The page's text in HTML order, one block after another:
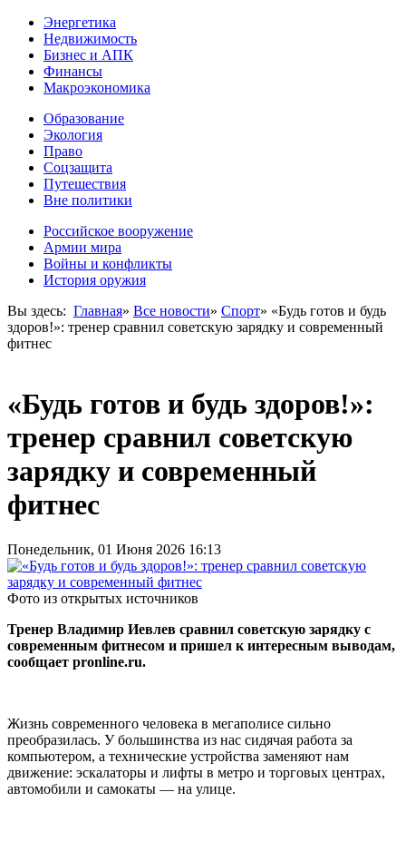
Энергетика
Недвижимость
Бизнес и АПК
Финансы
Макроэкономика
Образование
Экология
Право
Соцзащита
Путешествия
Вне политики
Российское вооружение
Армии мира
Войны и конфликты
История оружия
Вы здесь: Главная» Все новости» Спорт» «Будь готов и будь
здоров!»: тренер сравнил советскую зарядку и современный
фитнес
«Будь готов и будь здоров!»:
тренер сравнил советскую
зарядку и современный
фитнес
Понедельник, 01 Июня 2026 16:13
Фото из открытых источников
Тренер Владимир Иевлев сравнил советскую зарядку с
современным фитнесом и пришел к интересным выводам,
сообщает pronline.ru.
Жизнь современного человека в мегаполисе сильно
преобразилась. У большинства из нас сидячая работа за
компьютером, а технические устройства заменяют нам
движение: эскалаторы и лифты в метро и торговых центрах,
автомобили и самокаты — на улице.